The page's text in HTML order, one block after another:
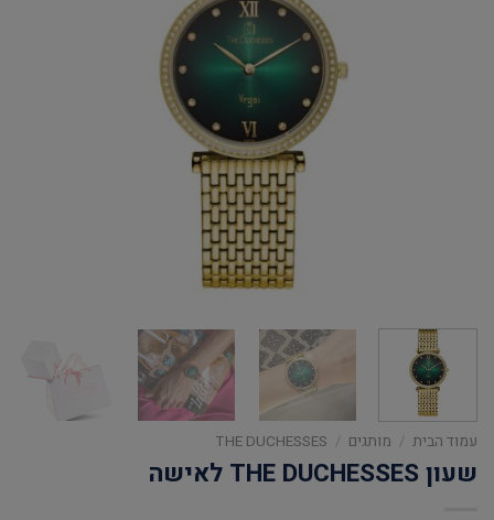
עמוד הבית / מותגים /
THE DUCHESSES
שעון THE DUCHESSES לאישה